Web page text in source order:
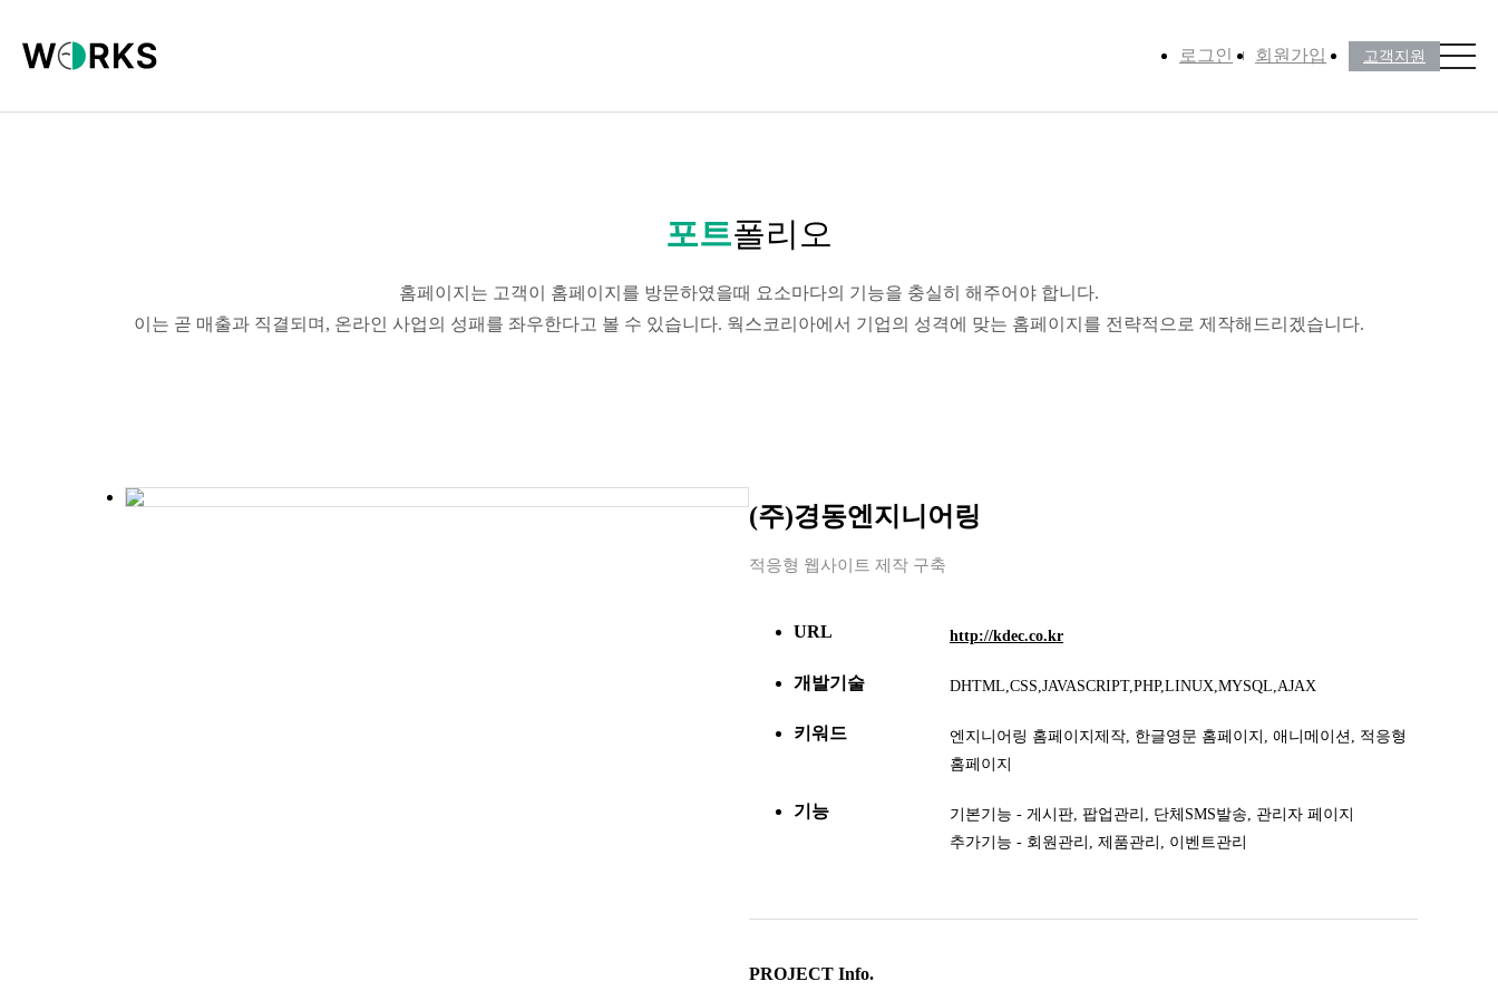
로그인 회원가입 고객지원
포트폴리오
홈페이지는 고객이 홈페이지를 방문하였을때 요소마다의 기능을 충실히 해주어야 합니다.
이는 곧 매출과 직결되며, 온라인 사업의 성패를 좌우한다고 볼 수 있습니다. 웍스코리아에서 기업의 성격에 맞는 홈페이지를 전략적으로 제작해드리겠습니다.
(주)경동엔지니어링
적응형 웹사이트 제작 구축
URL http://kdec.co.kr
개발기술 DHTML,CSS,JAVASCRIPT,PHP,LINUX,MYSQL,AJAX
키워드
엔지니어링 홈페이지제작, 한글영문 홈페이지, 애니메이션, 적응형
홈페이지
기능
기본기능 - 게시판, 팝업관리, 단체SMS발송, 관리자 페이지
추가기능 - 회원관리, 제품관리, 이벤트관리
PROJECT Info.